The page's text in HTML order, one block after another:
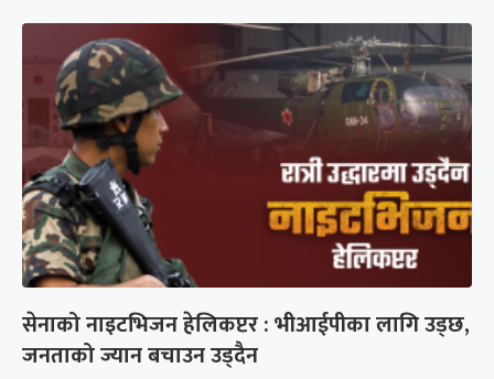
सेनाको नाइटभिजन हेलिकप्टर : भीआईपीका लागि उड्छ,
जनताको ज्यान बचाउन उड्दैन